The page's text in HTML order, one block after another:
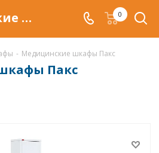
Медицинские шкафы Пакс купить в Уфе, медицинские металлические шкафы Пакс по низкой цене c доставкой 0
- Медицинские шкафы Пакс
Пакс